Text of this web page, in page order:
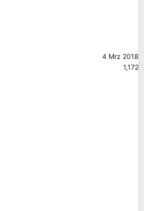
4 Mrz 2018
1,172